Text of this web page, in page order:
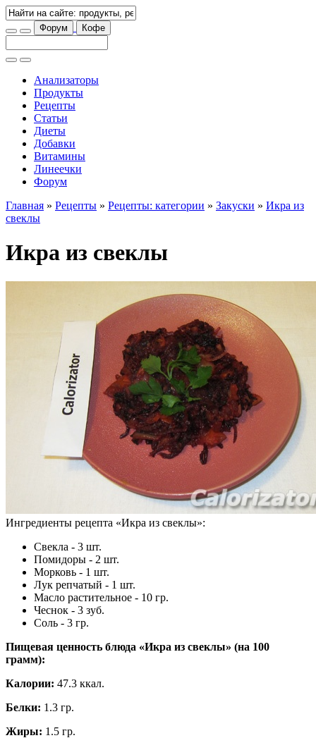
Форум Кофе
Анализаторы
Продукты
Рецепты
Статьи
Диеты
Добавки
Витамины
Линеечки
Форум
Главная » Рецепты » Рецепты: категории » Закуски » Икра из
свеклы
Икра из свеклы
Ингредиенты рецепта «Икра из свеклы»:
Свекла - 3 шт.
Помидоры - 2 шт.
Морковь - 1 шт.
Лук репчатый - 1 шт.
Масло растительное - 10 гр.
Чеснок - 3 зуб.
Соль - 3 гр.
Пищевая ценность блюда «Икра из свеклы» (на 100
грамм):
Калории: 47.3 ккал.
Белки: 1.3 гр.
Жиры: 1.5 гр.